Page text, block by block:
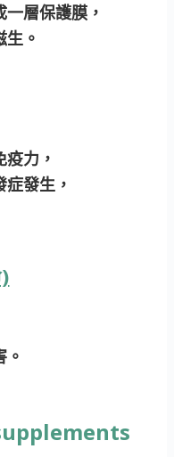
層保護膜，
。
力，
發生，